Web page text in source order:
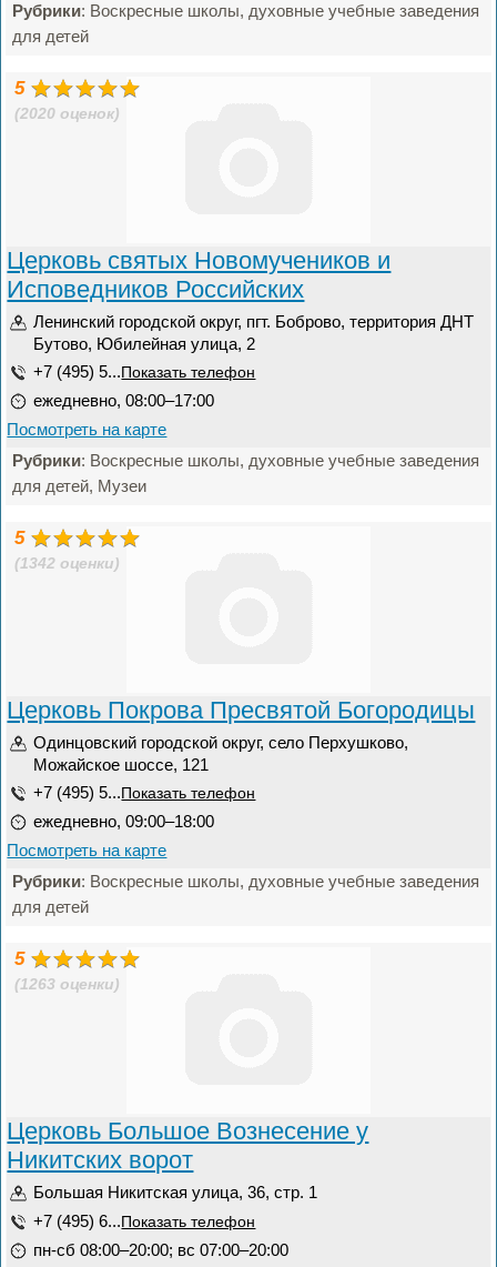
Рубрики: Воскресные школы, духовные учебные заведения
для детей
5
(2020 оценок)
Церковь святых Новомучеников и
Исповедников Российских
Ленинский городской округ, пгт. Боброво, территория ДНТ
Бутово, Юбилейная улица, 2
+7 (495) 5... Показать телефон
ежедневно, 08:00–17:00
Посмотреть на карте
Рубрики: Воскресные школы, духовные учебные заведения
для детей, Музеи
5
(1342 оценки)
Церковь Покрова Пресвятой Богородицы
Одинцовский городской округ, село Перхушково,
Можайское шоссе, 121
+7 (495) 5... Показать телефон
ежедневно, 09:00–18:00
Посмотреть на карте
Рубрики: Воскресные школы, духовные учебные заведения
для детей
5
(1263 оценки)
Церковь Большое Вознесение у
Никитских ворот
Большая Никитская улица, 36, стр. 1
+7 (495) 6... Показать телефон
пн-сб 08:00–20:00; вс 07:00–20:00